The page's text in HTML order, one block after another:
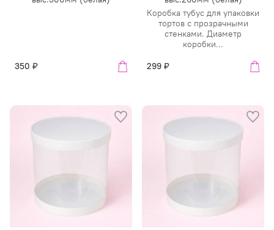
350 ₽
Коробка тубус для упаковки
тортов с прозрачными
стенками. Диаметр
коробки...
299 ₽